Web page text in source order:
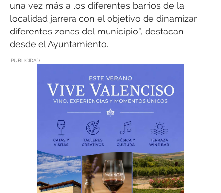
una vez más a los diferentes barrios de la
localidad jarrera con el objetivo de dinamizar
diferentes zonas del municipio”, destacan
desde el Ayuntamiento.
PUBLICIDAD